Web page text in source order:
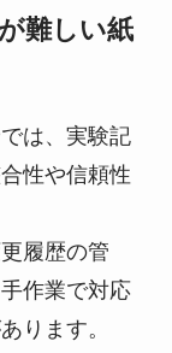
難しい紙
は、実験記
性や信頼性
履歴の管
作業で対応
ります。